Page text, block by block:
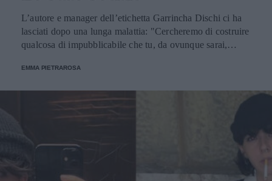
L’autore e manager dell’etichetta Garrincha Dischi ci ha
lasciati dopo una lunga malattia: "Cercheremo di costruire
qualcosa di impubblicabile che tu, da ovunque sarai,
EMMA PIETRAROSA